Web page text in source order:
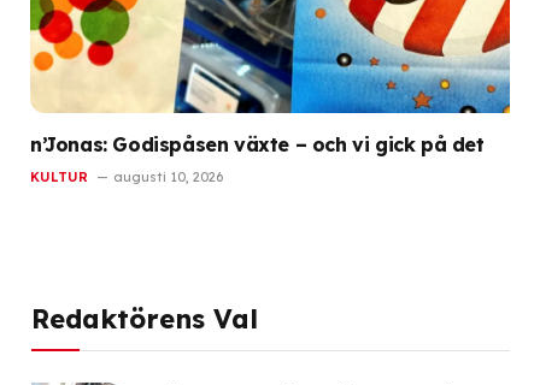
n’Jonas: Godispåsen växte – och vi gick på det
KULTUR augusti 10, 2026
Redaktörens Val